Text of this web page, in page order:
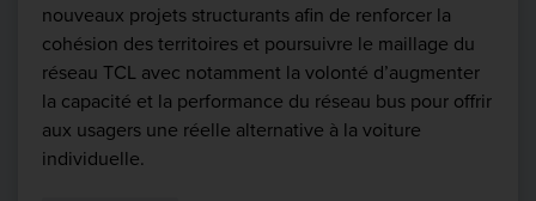
nouveaux projets structurants afin de renforcer la
cohésion des territoires et poursuivre le maillage du
réseau TCL avec notamment la volonté d’augmenter
la capacité et la performance du réseau bus pour offrir
aux usagers une réelle alternative à la voiture
individuelle.